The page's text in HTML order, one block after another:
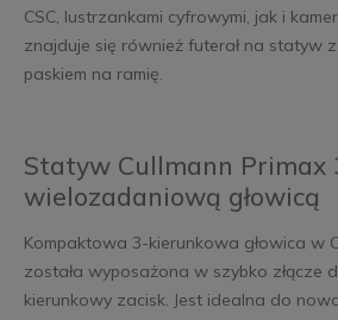
CSC, lustrzankami cyfrowymi, jak i
znajduje się również futerał na statyw
paskiem na ramię.
Statyw Cullmann Primax
wielozadaniową głowicą
Kompaktowa 3-kierunkowa głowica w
została wyposażona w szybko złącze
kierunkowy zacisk. Jest idealna do